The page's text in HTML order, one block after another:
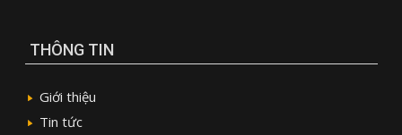
THÔNG TIN
Giới thiệu
Tin tức